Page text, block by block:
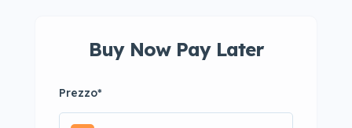
Buy Now Pay Later
Prezzo*